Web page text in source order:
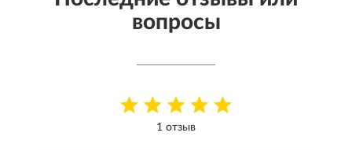
вопросы
1 отзыв